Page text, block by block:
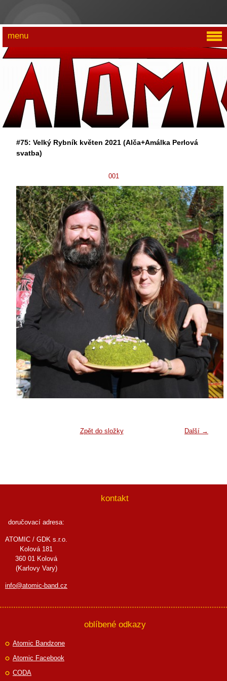
#75: Velký Rybník květen 2021 (Alča+Amálka Perlová
svatba)
001
Další →
Zpět do složky
menu
kontakt
doručovací adresa:
ATOMIC / GDK s.r.o.
Kolová 181
360 01 Kolová
(Karlovy Vary)
info@atomic-band.cz
oblíbené odkazy
Atomic Bandzone
Atomic Facebook
CODA